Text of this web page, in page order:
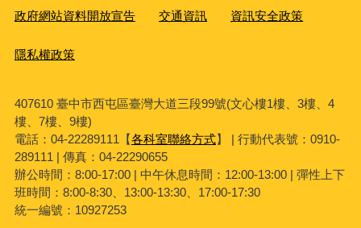
政府網站資料開放宣告 交通資訊 資訊安全政策
隱私權政策
407610 臺中市西屯區臺灣大道三段99號(文心樓1樓、3樓、4
樓、7樓、9樓)
電話：04-22289111【各科室聯絡方式】 | 行動代表號：0910-
289111 | 傳真：04-22290655
辦公時間：8:00-17:00 | 中午休息時間：12:00-13:00 | 彈性上下
班時間：8:00-8:30、13:00-13:30、17:00-17:30
統一編號：10927253